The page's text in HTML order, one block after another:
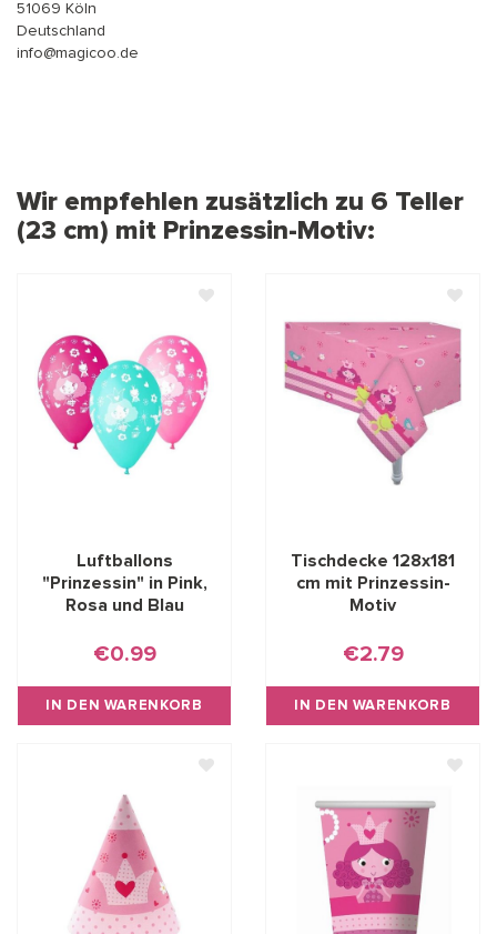
51069 Köln
Deutschland
info@magicoo.de
Wir empfehlen zusätzlich zu 6 Teller
(23 cm) mit Prinzessin-Motiv:
Luftballons
"Prinzessin" in Pink,
Rosa und Blau
€0.99
IN DEN WARENKORB
Tischdecke 128x181
cm mit Prinzessin-
Motiv
€2.79
IN DEN WARENKORB